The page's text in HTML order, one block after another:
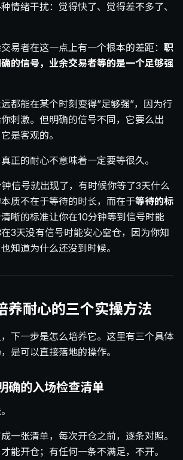
情绪干扰：觉得快了、觉得差不多了、
易者在这一点上有一个根本的差距： 职
的信号，业余交易者等的是一个足够强
都能在某个时刻变得”足够强”，因为行
刺激。但明确的信号不同，它要么出
是客观的。
正的耐心不意味着一定要等很久。
信号就出现了，有时候你等了3天什么
质不在于等待的时长，而在于等待的标
晰的标准让你在10分钟等到信号时能
3天没有信号时能安心空仓，因为你知
知道为什么还没到时候。
养耐心的三个实操方法
下一步是怎么培养它。这里有三个具体
是可以直接落地的操作。
确的入场检查清单
一张清单，每次开仓之前，逐条对照。
能开仓；有任何一条不满足，不开。